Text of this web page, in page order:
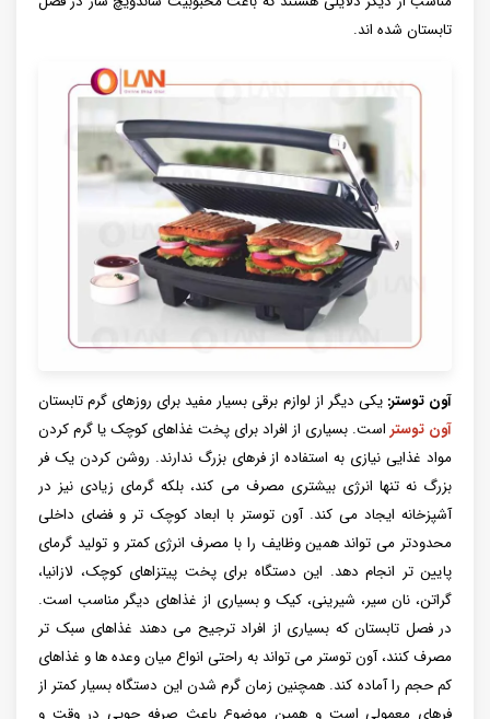
تابستان شده اند.
آون توستر:یکی دیگر از لوازم برقی بسیار مفید برای روزهای گرم تابستان
آون توستراست. بسیاری از افراد برای پخت غذاهای کوچک یا گرم کردن
مواد غذایی نیازی به استفاده از فرهای بزرگ ندارند. روشن کردن یک فر
بزرگ نه تنها انرژی بیشتری مصرف می کند، بلکه گرمای زیادی نیز در
آشپزخانه ایجاد می کند. آون توستر با ابعاد کوچک تر و فضای داخلی
محدودتر می تواند همین وظایف را با مصرف انرژی کمتر و تولید گرمای
پایین تر انجام دهد. این دستگاه برای پخت پیتزاهای کوچک، لازانیا،
گراتن، نان سیر، شیرینی، کیک و بسیاری از غذاهای دیگر مناسب است.
در فصل تابستان که بسیاری از افراد ترجیح می دهند غذاهای سبک تر
مصرف کنند، آون توستر می تواند به راحتی انواع میان وعده ها و غذاهای
کم حجم را آماده کند. همچنین زمان گرم شدن این دستگاه بسیار کمتر از
فرهای معمولی است و همین موضوع باعث صرفه جویی در وقت و